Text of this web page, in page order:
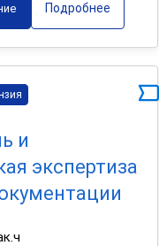
Подробнее
и
экспертиза